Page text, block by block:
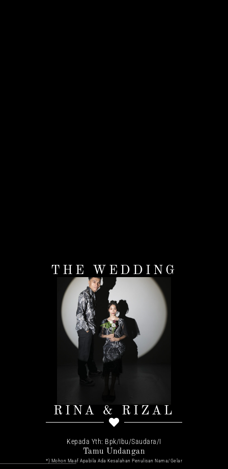
THE WEDDING
RINA & RIZAL
Kepada Yth: Bpk/Ibu/Saudara/I
Tamu Undangan
*) Mohon Maaf Apabila Ada Kesalahan Penulisan Nama/gelar